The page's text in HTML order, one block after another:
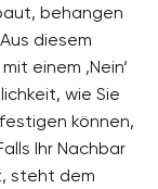
behangen
diesem
einem ‚Nein‘
wie Sie
können,
Ihr Nachbar
steht dem